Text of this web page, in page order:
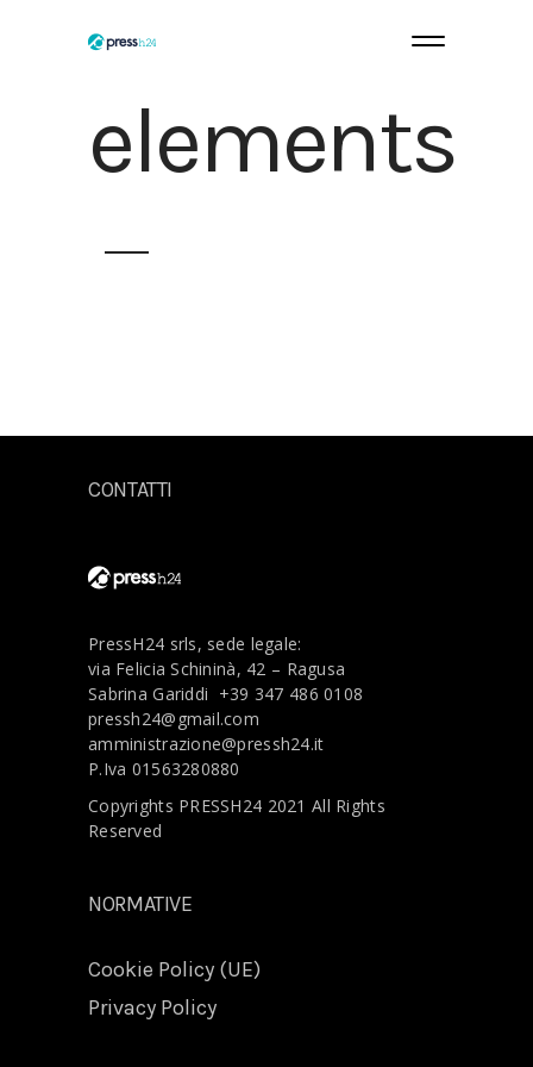
elements
CONTATTI
PressH24 srls, sede legale:
via Felicia Schininà, 42 – Ragusa
Sabrina Gariddi +39 347 486 0108
pressh24@gmail.com
amministrazione@pressh24.it
P.Iva 01563280880
Copyrights PRESSH24 2021 All Rights
Reserved
NORMATIVE
Cookie Policy (UE)
Privacy Policy